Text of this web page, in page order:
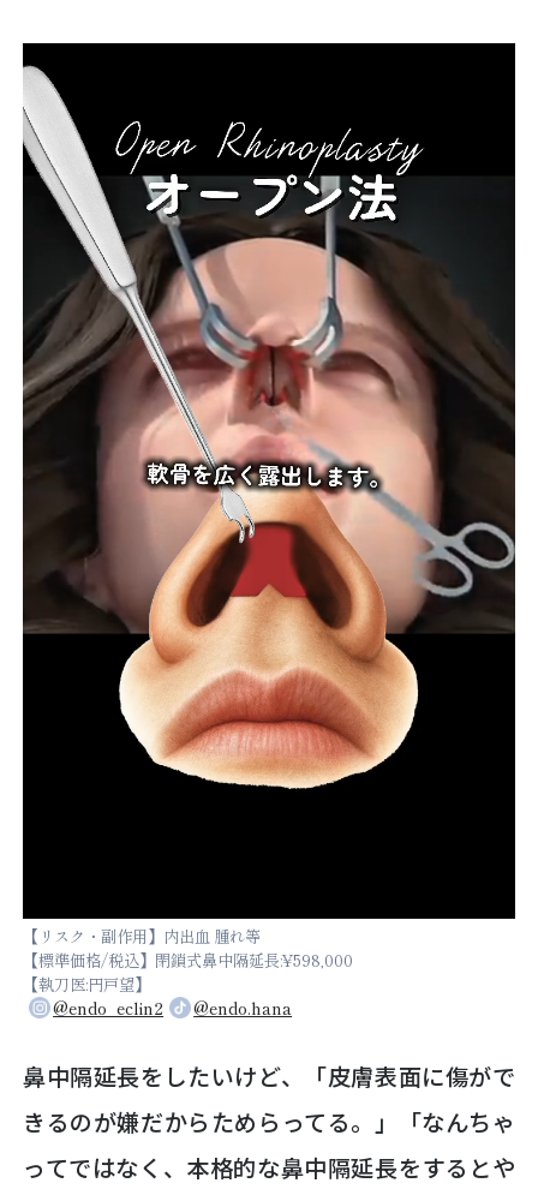
【リスク・副作用】内出血 腫れ等
【標準価格/税込】閉鎖式鼻中隔延長:¥598,000
【執刀医:円戸望】
@endo_eclin2
@endo.hana
鼻中隔延長をしたいけど、「皮膚表面に傷がで
きるのが嫌だからためらってる。」「なんちゃ
ってではなく、本格的な鼻中隔延長をするとや